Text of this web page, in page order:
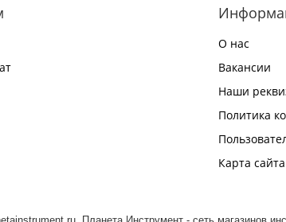
О нас
Вакансии
Наши
Политика
Карта сайта